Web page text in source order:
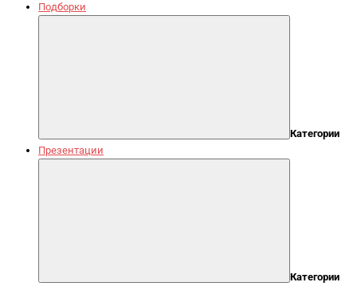
Подборки
Категории
Презентации
Категории